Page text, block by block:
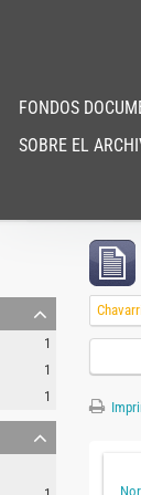
FONDOS
SOBRE EL
1
1
1